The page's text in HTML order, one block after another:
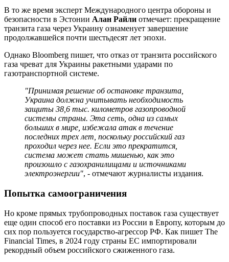
В то же время эксперт Международного центра обороны и
безопасности в Эстонии Алан Райли отмечает: прекращение
транзита газа через Украину ознаменует завершение
продолжавшейся почти шестьдесят лет эпохи.
Однако Bloomberg пишет, что отказ от транзита российского
газа чреват для Украины ракетными ударами по
газотранспортной системе.
"Принимая решение об остановке транзита,
Украина должна учитывать необходимость
защиты 38,6 тыс. километров газопроводной
системы страны. Эта сеть, одна из самых
больших в мире, избежала атак в течение
последних трех лет, поскольку российский газ
проходил через нее. Если это прекратится,
система может стать мишенью, как это
произошло с газохранилищами и источниками
электроэнергии", - отмечают журналисты издания.
Попытка самоограничения
Но кроме прямых трубопроводных поставок газа существует
еще один способ его поставки из России в Европу, которым до
сих пор пользуется государство-агрессор РФ. Как пишет The
Financial Times, в 2024 году страны ЕС импортировали
рекордный объем российского сжиженного газа.